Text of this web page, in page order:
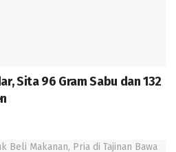
Sita 96 Gram Sabu dan 132